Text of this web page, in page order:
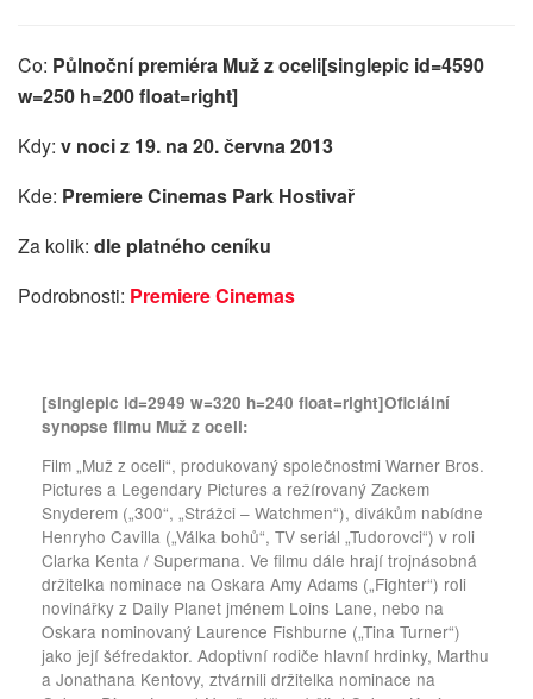
Co: Půlnoční premiéra Muž z oceli[singlepic id=4590
w=250 h=200 float=right]
Kdy: v noci z 19. na 20. června 2013
Kde: Premiere Cinemas Park Hostivař
Za kolik: dle platného ceníku
Podrobnosti: Premiere Cinemas
[singlepic id=2949 w=320 h=240 float=right]Oficiální
synopse filmu Muž z oceli:
Film „Muž z oceli“, produkovaný společnostmi Warner Bros.
Pictures a Legendary Pictures a režírovaný Zackem
Snyderem („300“, „Strážci – Watchmen“), divákům nabídne
Henryho Cavilla („Válka bohů“, TV seriál „Tudorovci“) v roli
Clarka Kenta / Supermana. Ve filmu dále hrají trojnásobná
držitelka nominace na Oskara Amy Adams („Fighter“) roli
novinářky z Daily Planet jménem Loins Lane, nebo na
Oskara nominovaný Laurence Fishburne („Tina Turner“)
jako její šéfredaktor. Adoptivní rodiče hlavní hrdinky, Marthu
a Jonathana Kentovy, ztvárnili držitelka nominace na